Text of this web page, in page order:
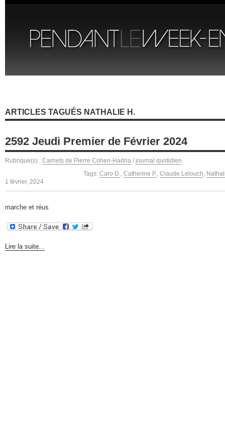
ARTICLES TAGUÉS NATHALIE H.
2592 Jeudi Premier de Février 2024
Rubrique(s) : Carnets de Pierre Cohen-Hadria / journal quotidien
Tags: Caro D., Catherine P., Claude Lelouch,
1 février, 2024
marche et réus
Lire la suite...